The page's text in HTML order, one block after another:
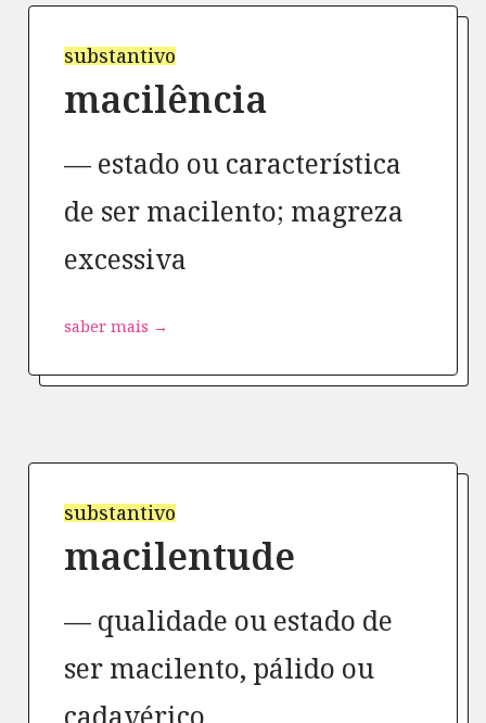
substantivo
macilência
estado ou característica
de ser macilento; magreza
excessiva
saber mais →
substantivo
macilentude
qualidade ou estado de
ser macilento, pálido ou
cadavérico